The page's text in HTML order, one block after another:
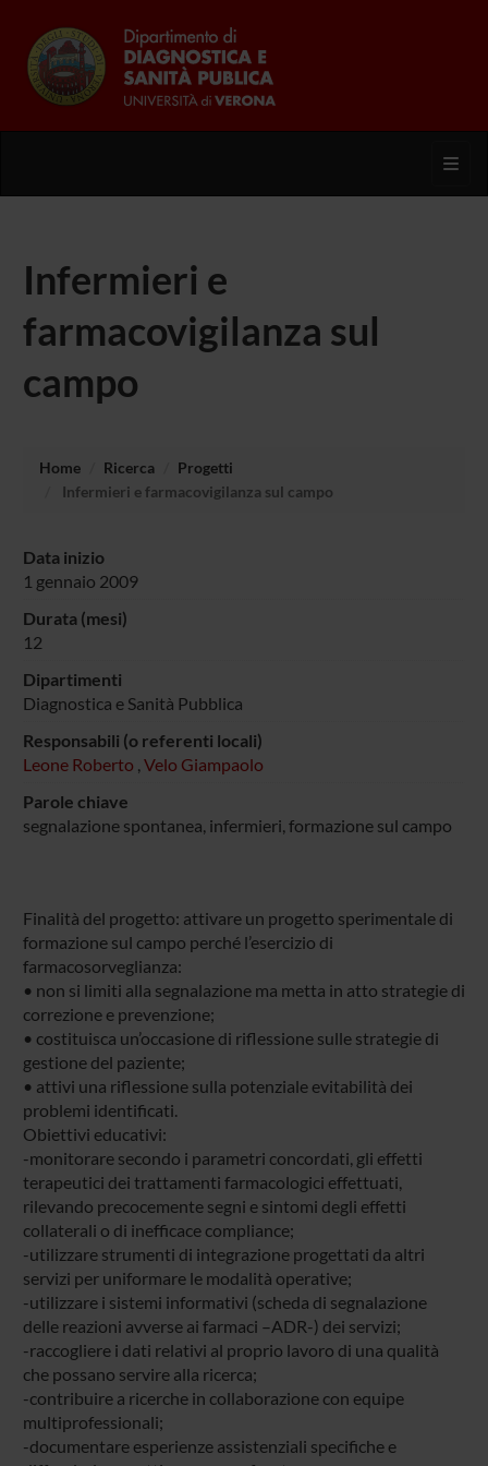
Infermieri e
farmacovigilanza sul
campo
Home Ricerca
Progetti
Infermieri e farmacovigilanza sul campo
Data inizio
1 gennaio 2009
Durata (mesi)
12
Dipartimenti
Diagnostica e Sanità Pubblica
Responsabili (o referenti locali)
Leone Roberto , Velo Giampaolo
Parole chiave
segnalazione spontanea, infermieri, formazione sul campo
Finalità del progetto: attivare un progetto sperimentale di
formazione sul campo perché l’esercizio di
farmacosorveglianza:
• non si limiti alla segnalazione ma metta in atto strategie di
correzione e prevenzione;
• costituisca un’occasione di riflessione sulle strategie di
gestione del paziente;
• attivi una riflessione sulla potenziale evitabilità dei
problemi identificati.
Obiettivi educativi:
-monitorare secondo i parametri concordati, gli effetti
terapeutici dei trattamenti farmacologici effettuati,
rilevando precocemente segni e sintomi degli effetti
collaterali o di inefficace compliance;
-utilizzare strumenti di integrazione progettati da altri
servizi per uniformare le modalità operative;
-utilizzare i sistemi informativi (scheda di segnalazione
delle reazioni avverse ai farmaci –ADR-) dei servizi;
-raccogliere i dati relativi al proprio lavoro di una qualità
che possano servire alla ricerca;
-contribuire a ricerche in collaborazione con equipe
multiprofessionali;
-documentare esperienze assistenziali specifiche e